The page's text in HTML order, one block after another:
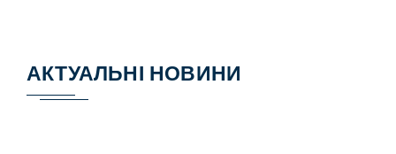
АКТУАЛЬНІ НОВИНИ